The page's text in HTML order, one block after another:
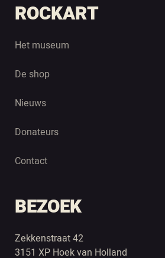
ROCKART
Het museum
De shop
Nieuws
Donateurs
Contact
BEZOEK
Zekkenstraat 42
3151 XP Hoek van Holland